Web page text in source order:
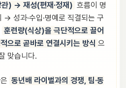
관) → 재성(편재·정재) 흐름이 명
→ 성과·수입·명예로 직결되는 구
훈련량(식상)을 극단적으로 끌어
으로 곧바로 연결시키는 방식 으
맞습니다.
동년배 라이벌과의 경쟁, 팀·동